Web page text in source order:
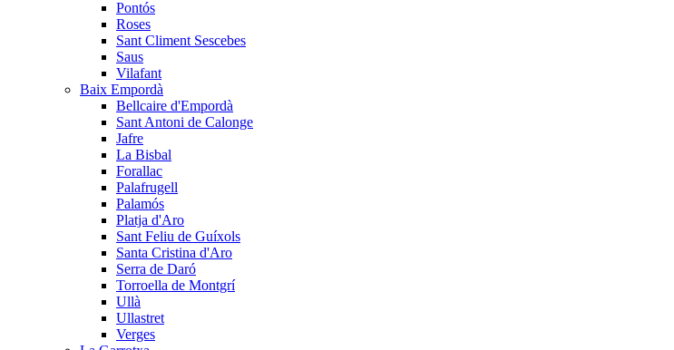
Pontós
Roses
Sant Climent Sescebes
Saus
Vilafant
Baix Empordà
Bellcaire d'Empordà
Sant Antoni de Calonge
Jafre
La Bisbal
Forallac
Palafrugell
Palamós
Platja d'Aro
Sant Feliu de Guíxols
Santa Cristina d'Aro
Serra de Daró
Torroella de Montgrí
Ullà
Ullastret
Verges